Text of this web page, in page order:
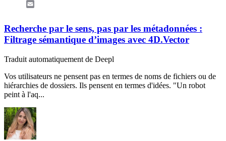
Recherche par le sens, pas par les métadonnées :
Filtrage sémantique d’images avec 4D.Vector
Traduit automatiquement de Deepl
Vos utilisateurs ne pensent pas en termes de noms de fichiers ou de
hiérarchies de dossiers. Ils pensent en termes d'idées. "Un robot
peint à l'aq...